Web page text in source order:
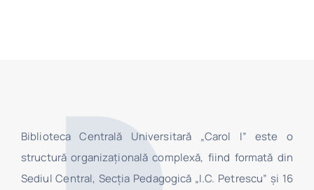
Biblioteca Centrală Universitară „Carol I” este o
structură organizaţională complexă, fiind formată din
Sediul Central, Secţia Pedagogică „I.C. Petrescu” şi 16